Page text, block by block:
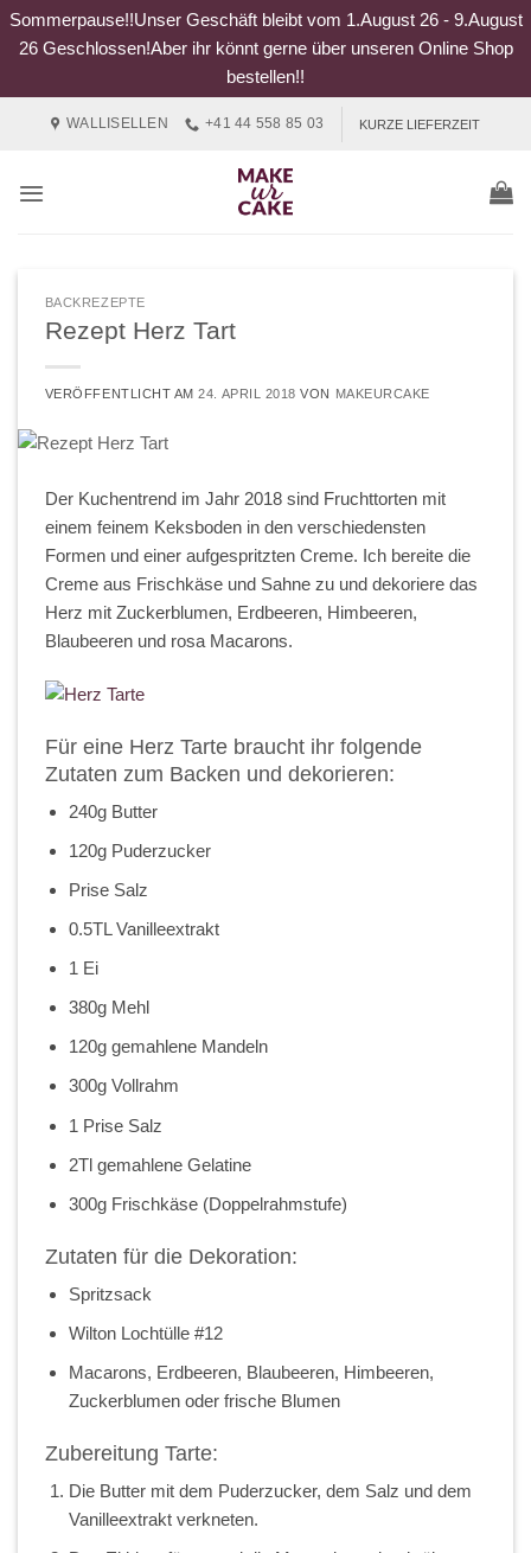
Sommerpause!!Unser Geschäft bleibt vom 1.August 26 - 9.August
26 Geschlossen!Aber ihr könnt gerne über unseren Online Shop
bestellen!!
WALLISELLEN +41 44 558 85 03 KURZE LIEFERZEIT
BACKREZEPTE
Rezept Herz Tart
VERÖFFENTLICHT AM24. APRIL 2018 VON MAKEURCAKE
Der Kuchentrend im Jahr 2018 sind Fruchttorten mit
einem feinem Keksboden in den verschiedensten
Formen und einer aufgespritzten Creme. Ich bereite die
Creme aus Frischkäse und Sahne zu und dekoriere das
Herz mit Zuckerblumen, Erdbeeren, Himbeeren,
Blaubeeren und rosa Macarons.
Für eine Herz Tarte braucht ihr folgende
Zutaten zum Backen und dekorieren:
240g Butter
120g Puderzucker
Prise Salz
0.5TL Vanilleextrakt
1 Ei
380g Mehl
120g gemahlene Mandeln
300g Vollrahm
1 Prise Salz
2Tl gemahlene Gelatine
300g Frischkäse (Doppelrahmstufe)
Zutaten für die Dekoration:
Spritzsack
Wilton Lochtülle #12
Macarons, Erdbeeren, Blaubeeren, Himbeeren,
Zuckerblumen oder frische Blumen
Zubereitung Tarte:
Die Butter mit dem Puderzucker, dem Salz und dem
Vanilleextrakt verkneten.